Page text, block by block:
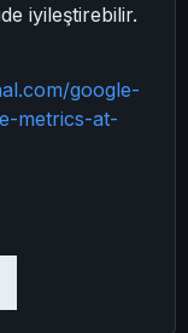
iyileştirebilir.
google-
metrics-at-